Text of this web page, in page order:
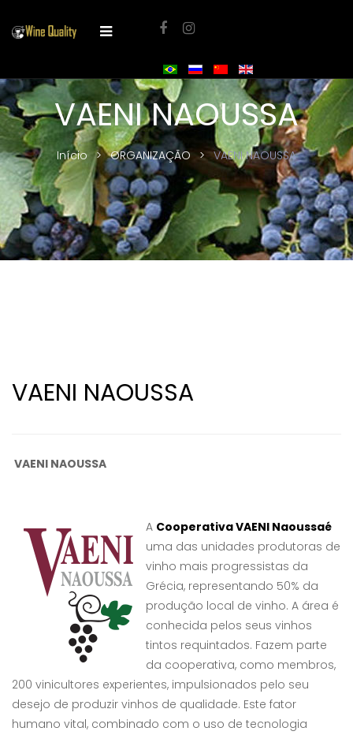
VAENI NAOUSSA
Início ORGANIZAÇÃO VAENI NAOUSSA
VAENI NAOUSSA
VAENI NAOUSSA
A Cooperativa VAENI Naoussaé
uma das unidades produtoras de
vinho mais progressistas da
Grécia, representando 50% da
produção local de vinho. A área é
conhecida pelos seus vinhos
tintos requintados. Fazem parte
da cooperativa, como membros,
200 vinicultores experientes, impulsionados pelo seu
desejo de produzir vinhos de qualidade. Este fator
humano vital, combinado com o uso de tecnologia